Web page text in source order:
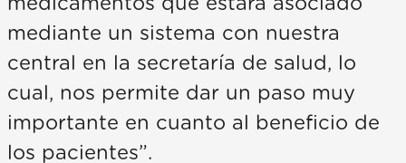
mediante un sistema con nuestra
central en la secretaría de salud, lo
cual, nos permite dar un paso muy
importante en cuanto al beneficio de
los pacientes”.